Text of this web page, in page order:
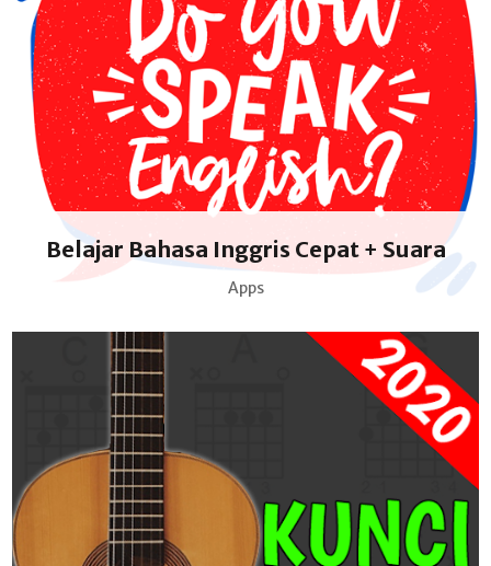
Belajar Bahasa Inggris Cepat + Suara
Apps